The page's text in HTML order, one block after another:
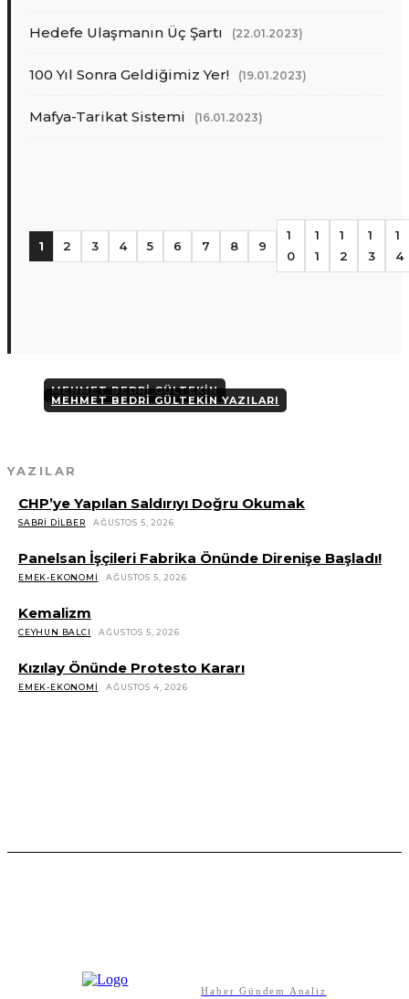
Hedefe Ulaşmanın Üç Şartı (22.01.2023)
100 Yıl Sonra Geldiğimiz Yer! (19.01.2023)
Mafya-Tarikat Sistemi (16.01.2023)
1 2 3 4 5 6 7 8 9
1
0
1
1
1
2
1
3
1
4
MEHMET BEDRI GÜLTEKIN
MEHMET BEDRI GÜLTEKIN YAZILARI
YAZILAR
CHP’ye Yapılan Saldırıyı Doğru Okumak
SABRI DILBER AĞUSTOS 5, 2026
Panelsan İşçileri Fabrika Önünde Direnişe Başladı!
EMEK-EKONOMI AĞUSTOS 5, 2026
Kemalizm
CEYHUN BALCI AĞUSTOS 5, 2026
Kızılay Önünde Protesto Kararı
EMEK-EKONOMI AĞUSTOS 4, 2026
Haber Gündem Analiz